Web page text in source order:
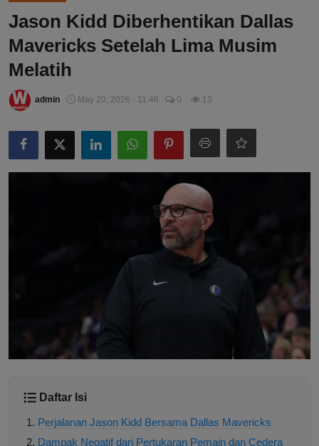
Jason Kidd Diberhentikan Dallas
Mavericks Setelah Lima Musim
Melatih
admin May 20, 2026 - 11:46 0 13
Daftar Isi
Perjalanan Jason Kidd Bersama Dallas Mavericks
Dampak Negatif dari Pertukaran Pemain dan Cedera